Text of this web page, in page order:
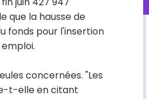
que la hausse de
fonds pour l'insertion
concernées. "Les
t-elle en citant